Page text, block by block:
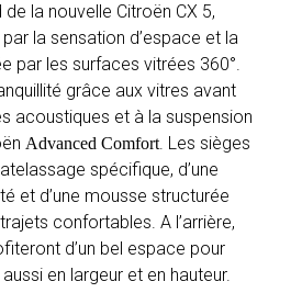
la nouvelle Citroën CX 5,
la sensation d’espace et la
par les surfaces vitrées 360°.
grâce aux vitres avant
acoustiques et à la suspension
Advanced Comfort. Les sièges
spécifique, d’une
et d’une mousse structurée
confortables. A l’arrière,
d’un bel espace pour
en largeur et en hauteur.